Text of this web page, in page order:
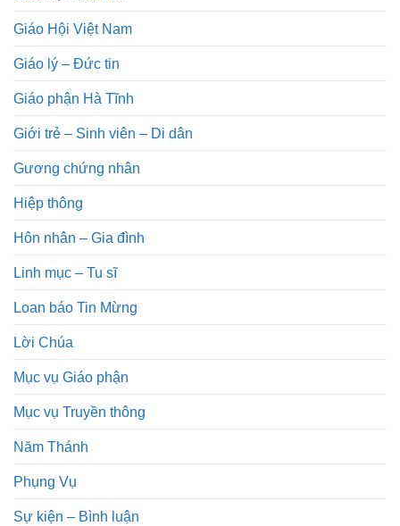
Giáo Hội Việt Nam
Giáo lý – Đức tin
Giáo phận Hà Tĩnh
Giới trẻ – Sinh viên – Di dân
Gương chứng nhân
Hiệp thông
Hôn nhân – Gia đình
Linh mục – Tu sĩ
Loan báo Tin Mừng
Lời Chúa
Mục vụ Giáo phận
Mục vụ Truyền thông
Năm Thánh
Phụng Vụ
Sự kiện – Bình luận